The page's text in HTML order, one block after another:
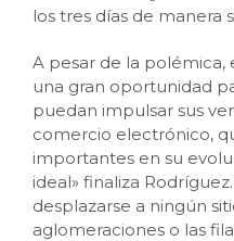
los tres días de manera
A pesar de la polémica,
una gran oportunidad
puedan impulsar sus
comercio electrónico,
importantes en su
ideal» finaliza
desplazarse a ningún
aglomeraciones o las